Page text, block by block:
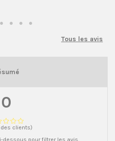
Tous les avis
0
clients)